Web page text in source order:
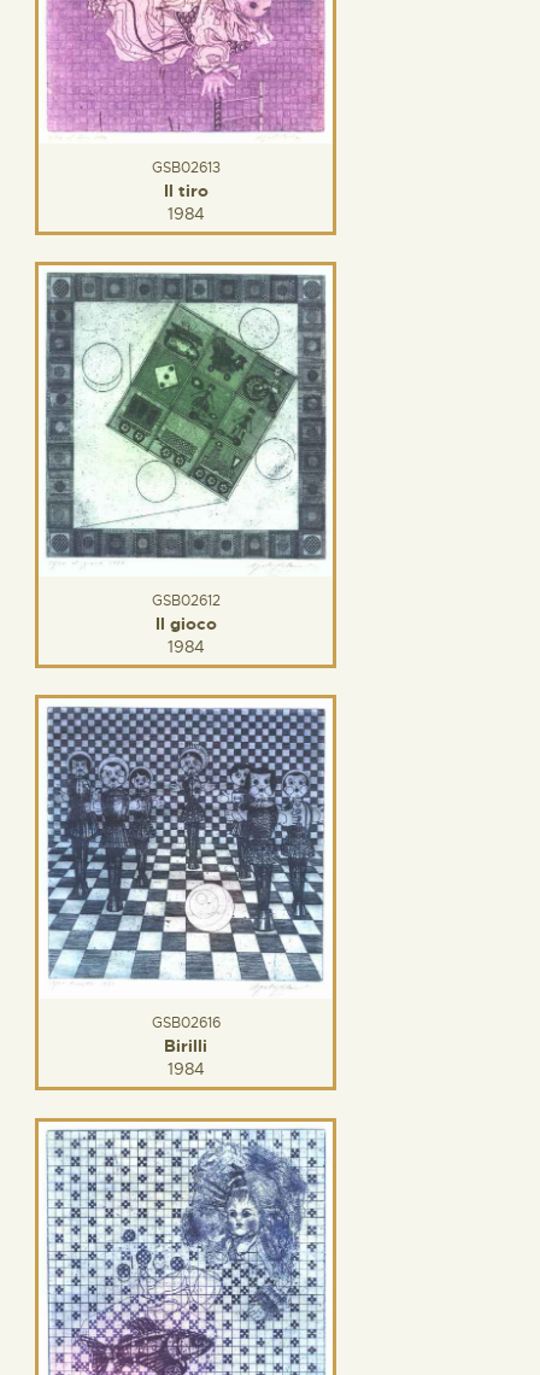
GSB02613
Il tiro
1984
GSB02612
Il gioco
1984
GSB02616
Birilli
1984